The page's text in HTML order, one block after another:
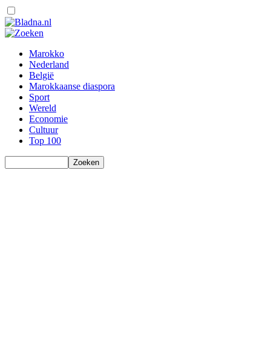
Marokko
Nederland
België
Marokkaanse diaspora
Sport
Wereld
Economie
Cultuur
Top 100